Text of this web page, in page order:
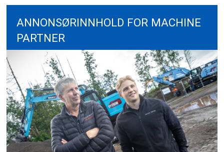
ANNONSØRINNHOLD FOR MACHINE
PARTNER